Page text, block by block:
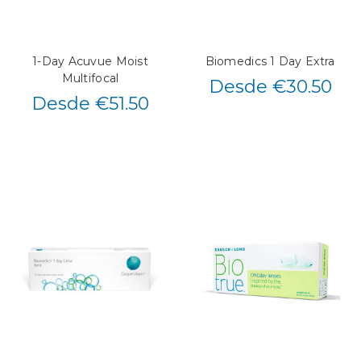
1-Day Acuvue Moist
Multifocal
Desde €51.50
Biomedics 1 Day Extra
Desde €30.50